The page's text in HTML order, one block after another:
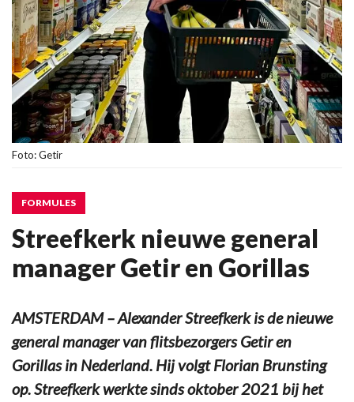
Foto: Getir
FORMULES
Streefkerk nieuwe general
manager Getir en Gorillas
AMSTERDAM – Alexander Streefkerk is de nieuwe
general manager van flitsbezorgers Getir en
Gorillas in Nederland. Hij volgt Florian Brunsting
op. Streefkerk werkte sinds oktober 2021 bij het